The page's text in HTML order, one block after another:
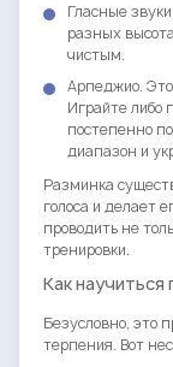
Гласные
разных
чистым.
Арпеджио.
Играйте либо
постепенно
диапазон и
Разминка
голоса и делает
проводить не
тренировки.
Как научиться
Безусловно, это
терпения. Вот